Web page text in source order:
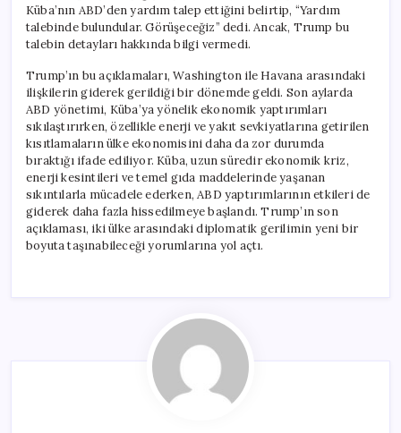
Küba’nın ABD’den yardım talep ettiğini belirtip, “Yardım
talebinde bulundular. Görüşeceğiz” dedi. Ancak, Trump bu
talebin detayları hakkında bilgi vermedi.
Trump’ın bu açıklamaları, Washington ile Havana arasındaki
ilişkilerin giderek gerildiği bir dönemde geldi. Son aylarda
ABD yönetimi, Küba’ya yönelik ekonomik yaptırımları
sıkılaştırırken, özellikle enerji ve yakıt sevkiyatlarına getirilen
kısıtlamaların ülke ekonomisini daha da zor durumda
bıraktığı ifade ediliyor. Küba, uzun süredir ekonomik kriz,
enerji kesintileri ve temel gıda maddelerinde yaşanan
sıkıntılarla mücadele ederken, ABD yaptırımlarının etkileri de
giderek daha fazla hissedilmeye başlandı. Trump’ın son
açıklaması, iki ülke arasındaki diplomatik gerilimin yeni bir
boyuta taşınabileceği yorumlarına yol açtı.